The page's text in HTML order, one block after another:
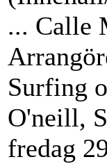
... Calle
Surfing
O'neill,
fredag